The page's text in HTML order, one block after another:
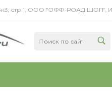
стр.1, ООО "ОФФ-РОАД ШОП",